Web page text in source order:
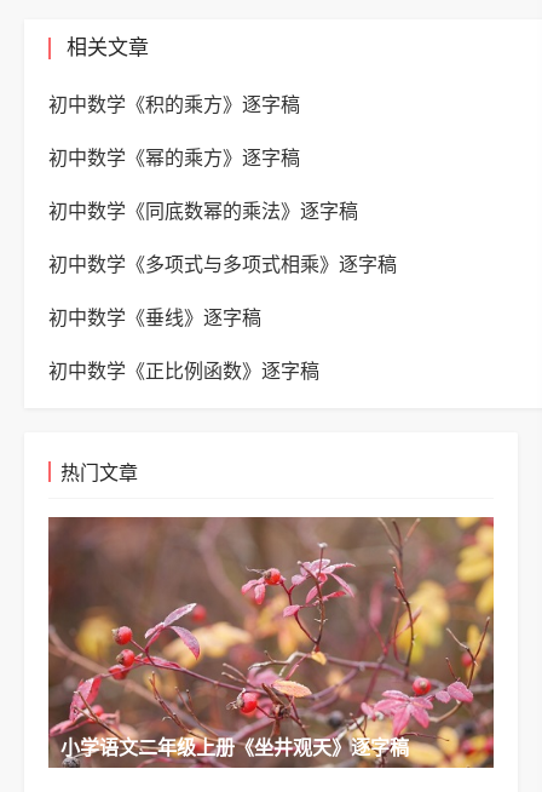
相关文章
初中数学《积的乘方》逐字稿
初中数学《幂的乘方》逐字稿
初中数学《同底数幂的乘法》逐字稿
初中数学《多项式与多项式相乘》逐字稿
初中数学《垂线》逐字稿
初中数学《正比例函数》逐字稿
热门文章
小学语文二年级上册《坐井观天》逐字稿